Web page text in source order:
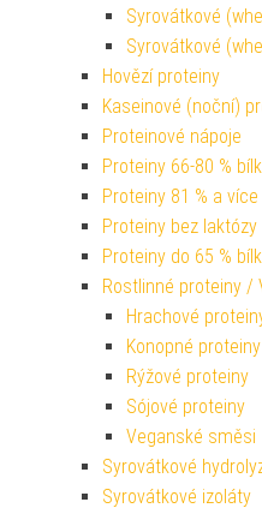
Syrovátkové
Syrovátkové
Hovězí proteiny
Kaseinové (noční)
Proteinové nápoje
Proteiny 66-80 %
Proteiny 81 % a
Proteiny bez laktózy
Proteiny do 65 %
Rostlinné proteiny /
Hrachové
Konopné proteiny
Rýžové proteiny
Sójové proteiny
Veganské směsi
Syrovátkové
Syrovátkové izoláty